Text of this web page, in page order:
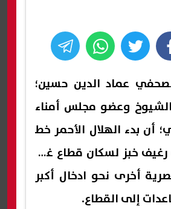
عماد الدين حسين؛
وعضو مجلس أمناء
أن بدء الهلال الأحمر خط
25 ألف رغيف خبز لسكان قطاع غزة
أخرى نحو ادخال أكبر
إلى القطاع.